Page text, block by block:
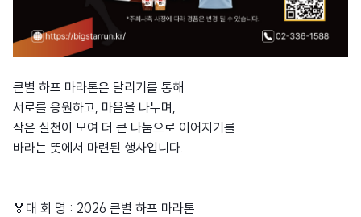
큰별 하프 마라톤은 달리기를 통해
서로를 응원하고, 마음을 나누며,
작은 실천이 모여 더 큰 나눔으로 이어지기를
바라는 뜻에서 마련된 행사입니다.
🏅대 회 명 : 2026 큰별 하프 마라톤